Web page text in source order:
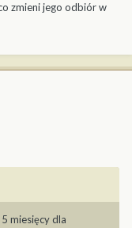
zmieni jego odbiór w
miesięcy dla